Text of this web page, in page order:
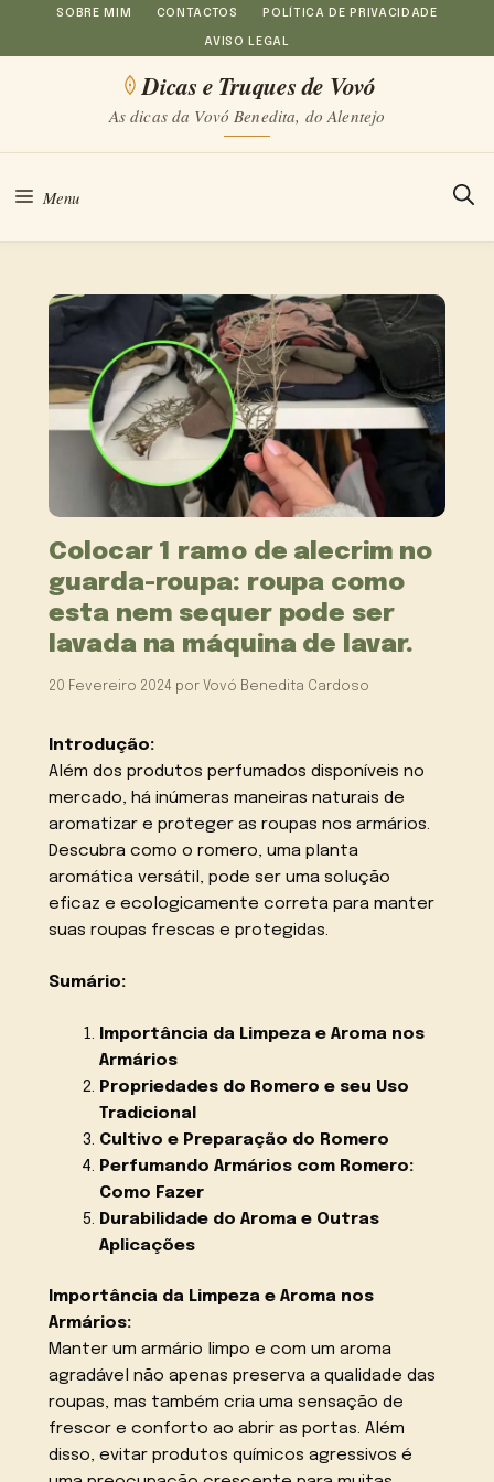
Saltar
para
conteúdo
SOBRE MIM CONTACTOS POLÍTICA DE PRIVACIDADE
AVISO LEGAL
Dicas e Truques de Vovó
As dicas da Vovó Benedita, do Alentejo
Menu
Colocar 1 ramo de alecrim no
guarda-roupa: roupa como
esta nem sequer pode ser
lavada na máquina de lavar.
20 Fevereiro 2024 por Vovó Benedita Cardoso
Introdução:
Além dos produtos perfumados disponíveis no
mercado, há inúmeras maneiras naturais de
aromatizar e proteger as roupas nos armários.
Descubra como o romero, uma planta
aromática versátil, pode ser uma solução
eficaz e ecologicamente correta para manter
suas roupas frescas e protegidas.
Sumário:
Importância da Limpeza e Aroma nos
Armários
Propriedades do Romero e seu Uso
Tradicional
Cultivo e Preparação do Romero
Perfumando Armários com Romero:
Como Fazer
Durabilidade do Aroma e Outras
Aplicações
Importância da Limpeza e Aroma nos
Armários:
Manter um armário limpo e com um aroma
agradável não apenas preserva a qualidade das
roupas, mas também cria uma sensação de
frescor e conforto ao abrir as portas. Além
disso, evitar produtos químicos agressivos é